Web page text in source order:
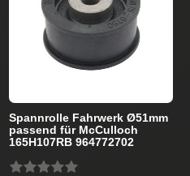
Spannrolle Fahrwerk Ø51mm
passend für McCulloch
165H107RB 964772702